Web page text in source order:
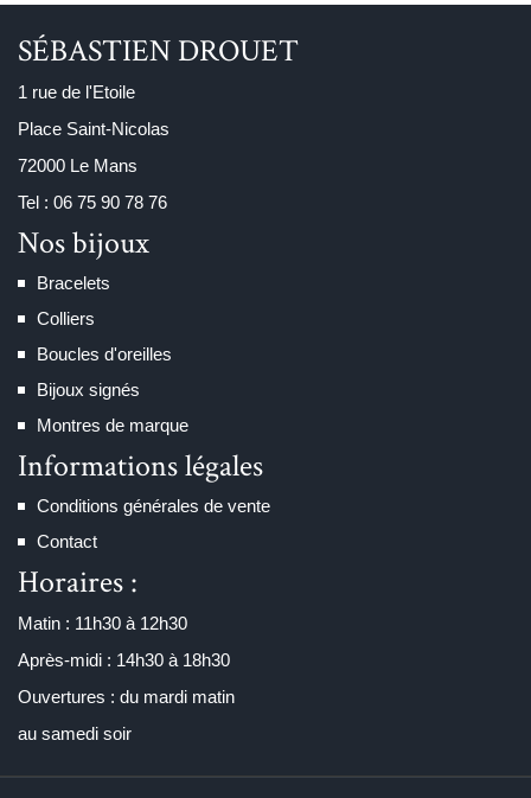
SÉBASTIEN DROUET
1 rue de l'Etoile
Place Saint-Nicolas
72000 Le Mans
Tel : 06 75 90 78 76
Nos bijoux
Bracelets
Colliers
Boucles d'oreilles
Bijoux signés
Montres de marque
Informations légales
Conditions générales de vente
Contact
Horaires :
Matin : 11h30 à 12h30
Après-midi : 14h30 à 18h30
Ouvertures : du mardi matin
au samedi soir